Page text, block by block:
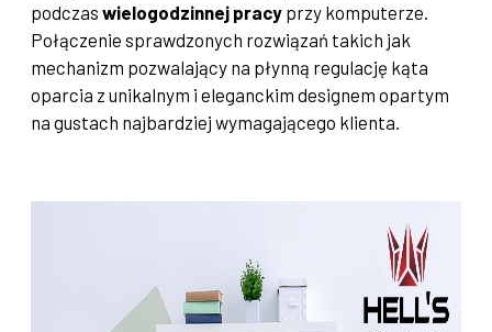
podczas wielogodzinnej pracy przy komputerze.
Połączenie sprawdzonych rozwiązań takich jak
mechanizm pozwalający na płynną regulację kąta
oparcia z unikalnym i eleganckim designem opartym
na gustach najbardziej wymagającego klienta.